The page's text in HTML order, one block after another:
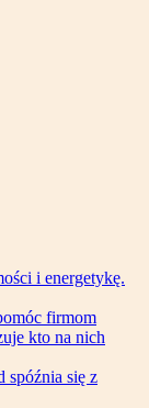
i energetykę.
firmom
kto na nich
spóźnia się z